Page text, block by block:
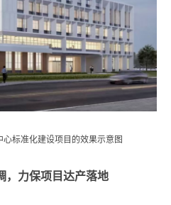
标准化建设项目的效果示意图
力保项目达产落地